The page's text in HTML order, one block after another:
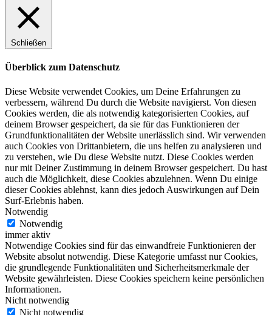
Schließen
Überblick zum Datenschutz
Diese Website verwendet Cookies, um Deine Erfahrungen zu
verbessern, während Du durch die Website navigierst. Von diesen
Cookies werden, die als notwendig kategorisierten Cookies, auf
deinem Browser gespeichert, da sie für das Funktionieren der
Grundfunktionalitäten der Website unerlässlich sind. Wir verwenden
auch Cookies von Drittanbietern, die uns helfen zu analysieren und
zu verstehen, wie Du diese Website nutzt. Diese Cookies werden
nur mit Deiner Zustimmung in deinem Browser gespeichert. Du hast
auch die Möglichkeit, diese Cookies abzulehnen. Wenn Du einige
dieser Cookies ablehnst, kann dies jedoch Auswirkungen auf Dein
Surf-Erlebnis haben.
Notwendig
Notwendig
immer aktiv
Notwendige Cookies sind für das einwandfreie Funktionieren der
Website absolut notwendig. Diese Kategorie umfasst nur Cookies,
die grundlegende Funktionalitäten und Sicherheitsmerkmale der
Website gewährleisten. Diese Cookies speichern keine persönlichen
Informationen.
Nicht notwendig
Nicht notwendig